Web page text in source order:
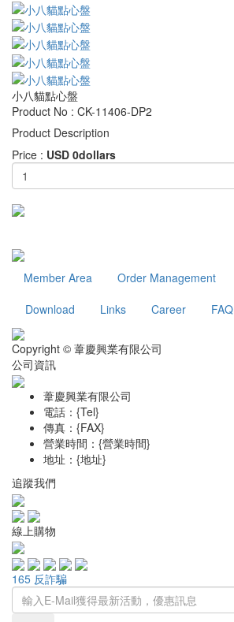
小八貓點心盤
Product No : CK-11406-DP2
Product Description
Price : USD 0dollars
Member Area Order Management
Download
Links Career FAQ
Copyright © 葦慶興業有限公司
公司資訊
葦慶興業有限公司
電話：{Tel}
傳真：{FAX}
營業時間：{營業時間}
地址：{地址}
追蹤我們
線上購物
165 反詐騙